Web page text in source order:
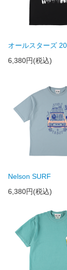
オールスターズ
6,380円(税込)
Nelson SURF
6,380円(税込)